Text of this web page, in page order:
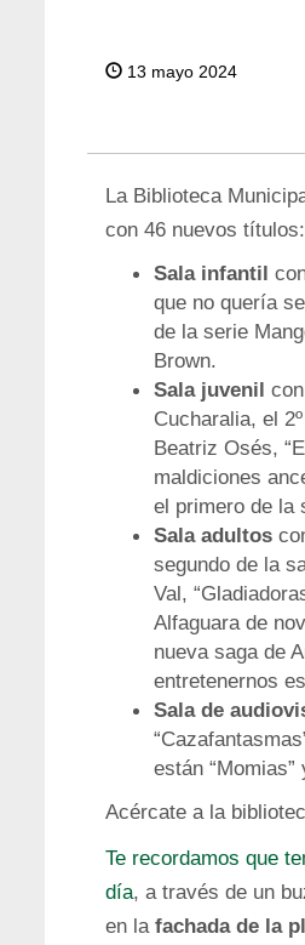
13 mayo 2024
La Biblioteca
con 46 nuevos títulos:
Sala infantil
que no quería
de la serie
Brown.
Sala juvenil
Cucharalia, el
Beatriz Osés,
maldiciones
el primero de la
Sala adultos
segundo de la
Val,
Alfaguara de
nueva saga de
entretenernos
Sala de
están “Momias”
Acércate a la
Te recordamos que
día, a través de un
en lafachada de la